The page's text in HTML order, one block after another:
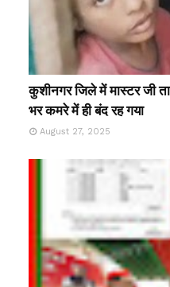
कुशीनगर जिले में मास्टर जी
भर कमरे में ही बंद रह गया
August 27, 2025